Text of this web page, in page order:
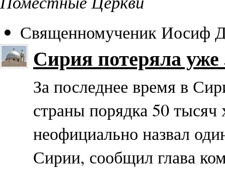
Священномученик Иосиф
Сирия потеряла
За последнее время в
страны порядка 50
неофициально назвал
Сирии, сообщил глава